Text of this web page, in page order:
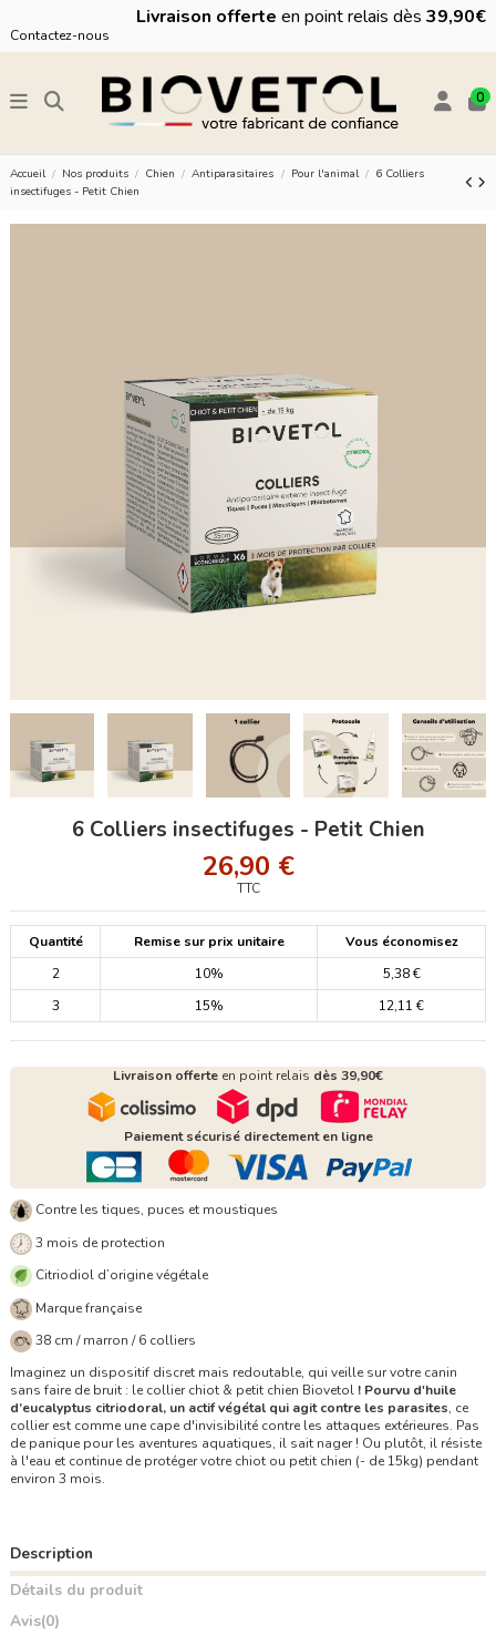
Livraison offerte en point relais dès 39,90€
Contactez-nous
0
Accueil Nos produits Chien Antiparasitaires Pour l'animal
6 Colliers
insectifuges - Petit Chien
6 Colliers insectifuges - Petit Chien
26,90 €
TTC
Quantité Remise sur prix unitaire
Vous économisez
2
10%
5,38 €
3
15% 12,11 €
Livraison offerte en point relais dès 39,90€
Paiement sécurisé directement en ligne
Contre les tiques, puces et moustiques
3 mois de protection
Citriodiol d’origine végétale
Marque française
38 cm / marron / 6 colliers
Imaginez un dispositif discret mais redoutable, qui veille sur votre canin
sans faire de bruit : le collier chiot & petit chien Biovetol! Pourvu d'huile
d’eucalyptus citriodoral, un actif végétal qui agit contre les parasites, ce
collier est comme une cape d'invisibilité contre les attaques extérieures. Pas
de panique pour les aventures aquatiques, il sait nager ! Ou plutôt, il résiste
à l'eau et continue de protéger votre chiot ou petit chien (- de 15kg) pendant
environ 3 mois.
Description
Détails du produit
Avis(0)